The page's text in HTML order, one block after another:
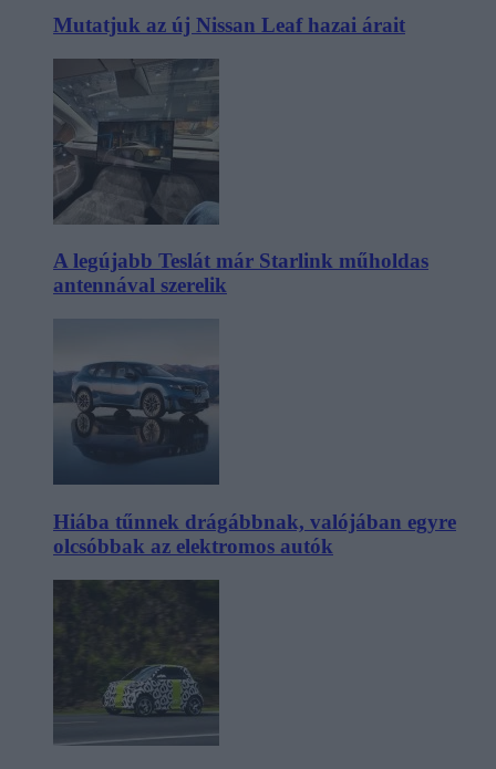
Mutatjuk az új Nissan Leaf hazai árait
A legújabb Teslát már Starlink műholdas
antennával szerelik
Hiába tűnnek drágábbnak, valójában egyre
olcsóbbak az elektromos autók